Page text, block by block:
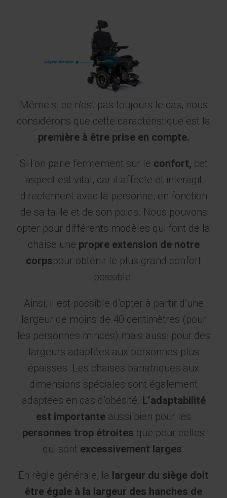
Même si ce n’est pas toujours le cas, nous
considérons que cette caractéristique est la
première à être prise en compte.
Si l’on parie fermement sur le confort, cet
aspect est vital, car il affecte et interagit
directement avec la personne, en fonction
de sa taille et de son poids. Nous pouvons
opter pour différents modèles qui font de la
chaise une propre extension de notre
corpspour obtenir le plus grand confort
possible.
Ainsi, il est possible d’opter à partir d’une
largeur de moins de 40 centimètres (pour
les personnes minces) mais aussi pour des
largeurs adaptées aux personnes plus
épaisses .Les chaises bariatriques aux
dimensions spéciales sont également
adaptées en cas d’obésité. L’adaptabilité
est importante aussi bien pour les
personnes trop étroites que pour celles
qui sont excessivement larges.
En règle générale, la largeur du siège doit
être égale à la largeur des hanches de